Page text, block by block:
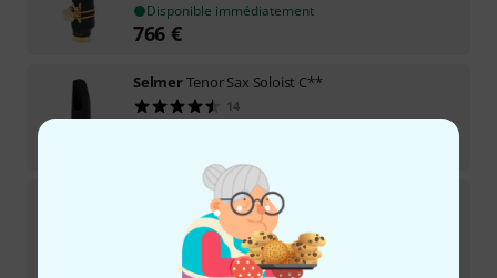
Disponible immédiatement
766 €
SelmerTenor Sax Soloist C**
14
Tenor HR* 6*
12
Disponible immédiatement
€